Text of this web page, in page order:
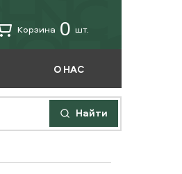
Корзина 0 шт.
О НАС
Найти